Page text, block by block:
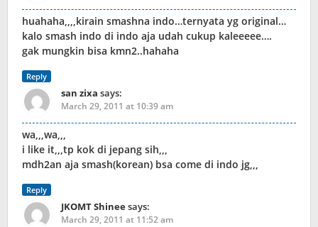
huahaha,,,,kirain smashna indo…ternyata yg original…
kalo smash indo di indo aja udah cukup kaleeeee….
gak mungkin bisa kmn2..hahaha
Reply
san zixa says:
March 29, 2011 at 10:39 am
wa,,,wa,,,
i like it,,,tp kok di jepang sih,,,
mdh2an aja smash(korean) bsa come di indo jg,,,
Reply
JKOMT Shineesays:
March 29, 2011 at 11:52 am